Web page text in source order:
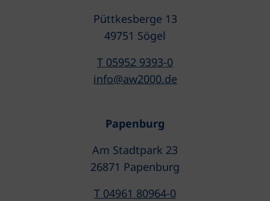
Püttkesberge 13
49751 Sögel
T 05952 9393-0
info@aw2000.de
Papenburg
Am Stadtpark 23
26871 Papenburg
T 04961 80964-0